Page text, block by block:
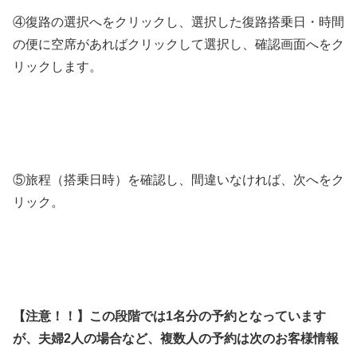
④復路の選択へをクリックし、選択した復路搭乗日・時間
の便に空席があればクリックして選択し、確認画面へをク
リックします。
⑤旅程（搭乗日時）を確認し、間違いなければ、次へをク
リック。
【注意！！】この段階では1名分の予約となっています
が、夫婦2人の場合など、複数人の予約は次のお客様情報